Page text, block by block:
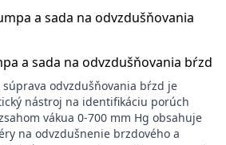
a sada na odvzdušňovania bŕzd
súprava odvzdušňovania bŕzd je
nástroj na identifikáciu porúch
vákua 0-700 mm Hg obsahuje
na odvzdušnenie brzdového a